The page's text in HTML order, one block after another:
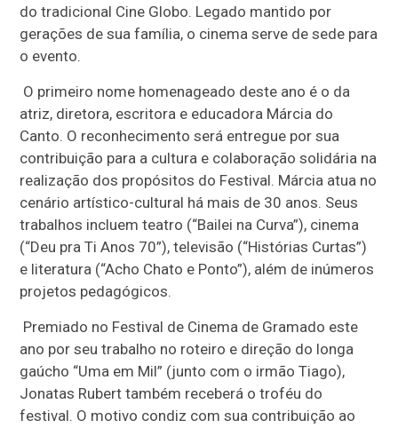
do tradicional Cine Globo. Legado mantido por
gerações de sua família, o cinema serve de sede para
o evento.
O primeiro nome homenageado deste ano é o da
atriz, diretora, escritora e educadora Márcia do
Canto. O reconhecimento será entregue por sua
contribuição para a cultura e colaboração solidária na
realização dos propósitos do Festival. Márcia atua no
cenário artístico-cultural há mais de 30 anos. Seus
trabalhos incluem teatro (“Bailei na Curva”), cinema
(“Deu pra Ti Anos 70”), televisão (“Histórias Curtas”)
e literatura (“Acho Chato e Ponto”), além de inúmeros
projetos pedagógicos.
Premiado no Festival de Cinema de Gramado este
ano por seu trabalho no roteiro e direção do longa
gaúcho “Uma em Mil” (junto com o irmão Tiago),
Jonatas Rubert também receberá o troféu do
festival. O motivo condiz com sua contribuição ao